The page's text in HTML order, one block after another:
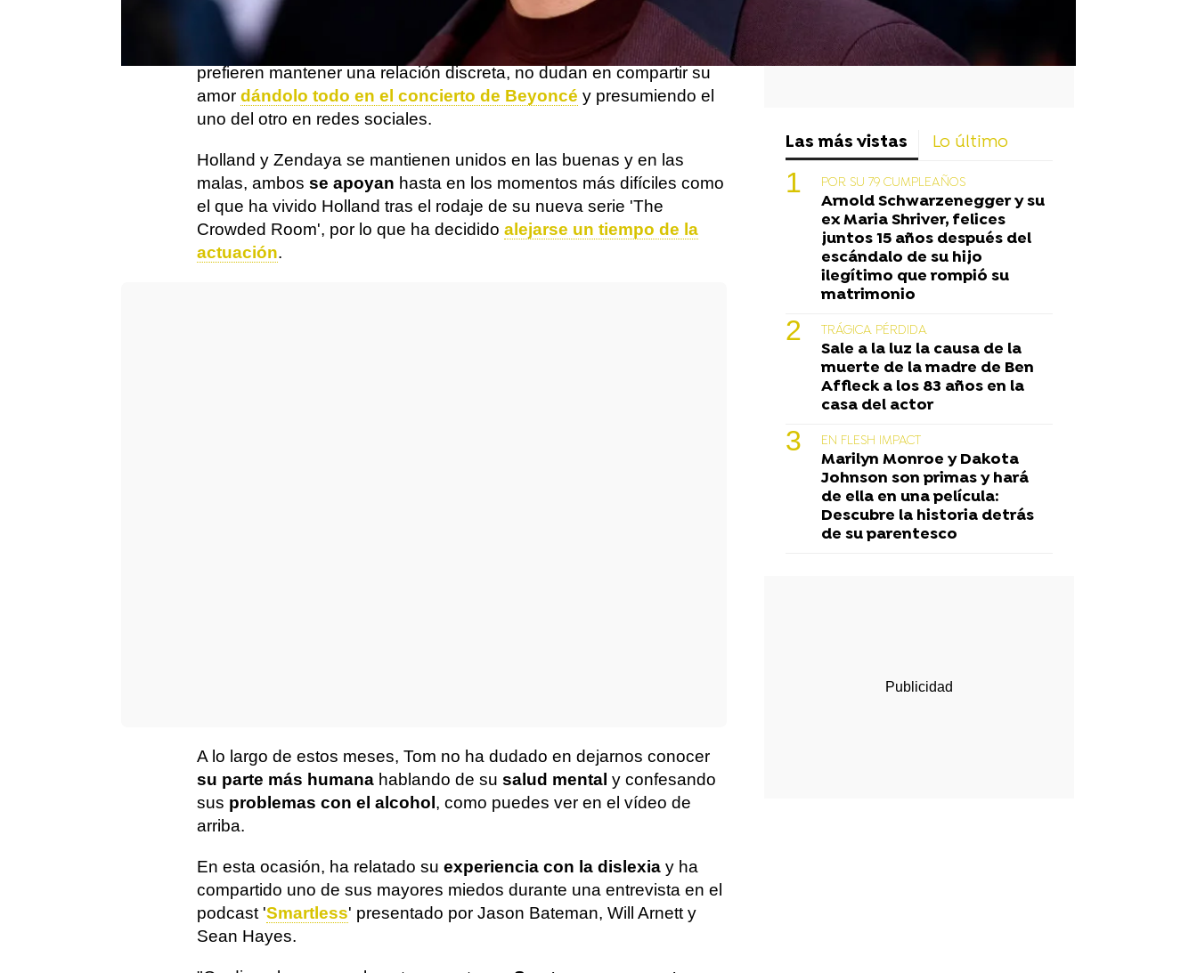
Homecoming' en 2017, pero no fue hasta 2021 cuando se hizo
pública su relación. A pesar de que ambos son reservados y
prefieren mantener una relación discreta, no dudan en compartir su
amor dándolo todo en el concierto de Beyoncé y presumiendo el
uno del otro en redes sociales.
Holland y Zendaya se mantienen unidos en las buenas y en las
malas, ambos se apoyan hasta en los momentos más difíciles como
el que ha vivido Holland tras el rodaje de su nueva serie 'The
Crowded Room', por lo que ha decidido alejarse un tiempo de la
actuación.
A lo largo de estos meses, Tom no ha dudado en dejarnos conocer
su parte más humana hablando de su salud mental y confesando
sus problemas con el alcohol , como puedes ver en el vídeo de
arriba.
En esta ocasión, ha relatado su experiencia con la dislexia y ha
compartido uno de sus mayores miedos durante una entrevista en el
podcast 'Smartless' presentado por Jason Bateman, Will Arnett y
Sean Hayes.
Las más vistas Lo último
POR SU 79 CUMPLEAÑOS
Arnold Schwarzenegger y su
ex Maria Shriver, felices
juntos 15 años después del
escándalo de su hijo
ilegítimo que rompió su
matrimonio
TRÁGICA PÉRDIDA
Sale a la luz la causa de la
muerte de la madre de Ben
Affleck a los 83 años en la
casa del actor
EN FLESH IMPACT
Marilyn Monroe y Dakota
Johnson son primas y hará
de ella en una película:
Descubre la historia detrás
de su parentesco